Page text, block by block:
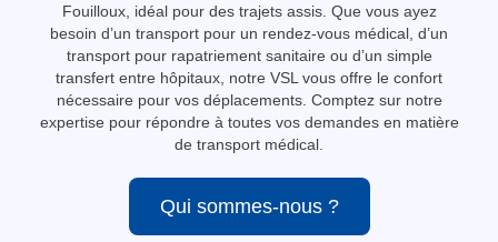
Fouilloux, idéal pour des trajets assis. Que vous ayez
besoin d’un transport pour un rendez-vous médical, d’un
transport pour rapatriement sanitaire ou d’un simple
transfert entre hôpitaux, notre VSL vous offre le confort
nécessaire pour vos déplacements. Comptez sur notre
expertise pour répondre à toutes vos demandes en matière
de transport médical.
Qui sommes-nous ?